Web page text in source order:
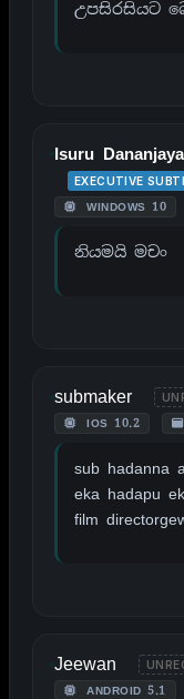
උපසිරසියට
Isuru Dananjaya
EXECUTIVE
WINDOWS 10
නියමයි මචං
submaker
IOS 10.2
sub hadanna
eka hadapu
film
Jeewan
ANDROID 5.1